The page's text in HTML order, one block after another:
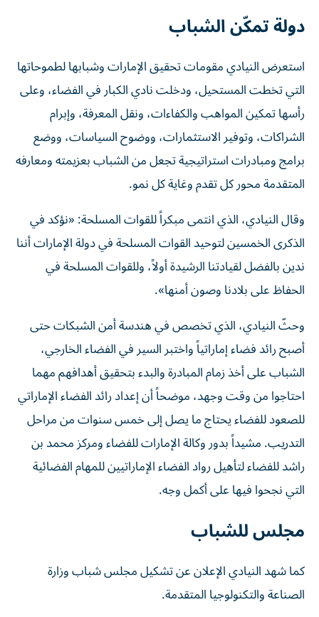
دولة تمكّن الشباب
استعرض النيادي مقومات تحقيق الإمارات وشبابها لطموحاتها
التي تخطت المستحيل، ودخلت نادي الكبار في الفضاء، وعلى
رأسها تمكين المواهب والكفاءات، ونقل المعرفة، وإبرام
الشراكات، وتوفير الاستثمارات، ووضوح السياسات، ووضع
برامج ومبادرات استراتيجية تجعل من الشباب بعزيمته ومعارفه
المتقدمة محور كل تقدم وغاية كل نمو.
وقال النيادي، الذي انتمى مبكراً للقوات المسلحة: «نؤكد في
الذكرى الخمسين لتوحيد القوات المسلحة في دولة الإمارات أننا
ندين بالفضل لقيادتنا الرشيدة أولاً، وللقوات المسلحة في
الحفاظ على بلادنا وصون أمنها».
وحثّ النيادي، الذي تخصص في هندسة أمن الشبكات حتى
أصبح رائد فضاء إماراتياً واختبر السير في الفضاء الخارجي،
الشباب على أخذ زمام المبادرة والبدء بتحقيق أهدافهم مهما
احتاجوا من وقت وجهد، موضحاً أن إعداد رائد الفضاء الإماراتي
للصعود للفضاء يحتاج ما يصل إلى خمس سنوات من مراحل
التدريب. مشيداً بدور وكالة الإمارات للفضاء ومركز محمد بن
راشد للفضاء لتأهيل رواد الفضاء الإماراتيين للمهام الفضائية
التي نجحوا فيها على أكمل وجه.
مجلس للشباب
كما شهد النيادي الإعلان عن تشكيل مجلس شباب وزارة
الصناعة والتكنولوجيا المتقدمة.